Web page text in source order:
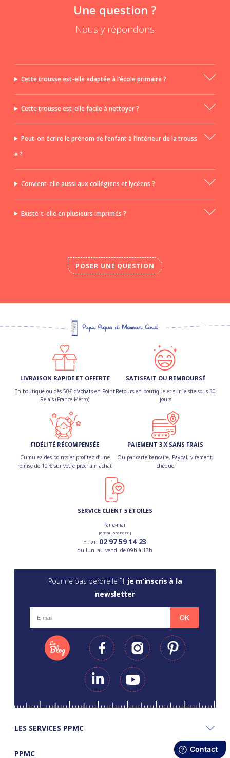
Une question ?
Nous y répondons
Cette trousse est-elle adaptée à l’école primaire ?
Cette trousse est-elle facile à nettoyer ?
Peut-on écrire le prénom de l’enfant à l’intérieur de la trouss
e ?
Convient-elle aussi aux collégiens et lycéens ?
Existe-t-elle en plusieurs imprimés ?
POSER UNE QUESTION
LIVRAISON RAPIDE ET OFFERTE
En boutique ou dès 50€ d’achats en Point
Relais (France Métro)
SATISFAIT OU REMBOURSÉ
Retours en boutique et sur le site sous 30
jours
FIDÉLITÉ RÉCOMPENSÉE
Cumulez des points et profitez d’une
remise de 10 € sur votre prochain achat
PAIEMENT 3 X SANS FRAIS
Ou par carte bancaire, Paypal, virement,
chèque
SERVICE CLIENT 5 ÉTOILES
Par e-mail
[email protected]
ou au 02 97 59 14 23
du lun. au vend. de 09h à 13h
Pour ne pas perdre le fil, je m’inscris à la
newsletter
OK
LES SERVICES PPMC
PPMC